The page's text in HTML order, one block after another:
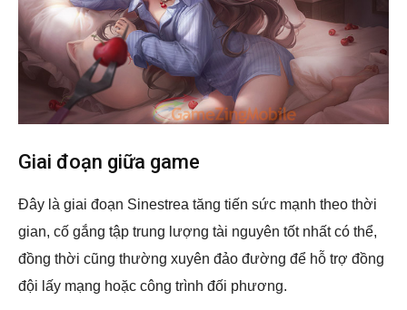
Giai đoạn giữa game
Đây là giai đoạn Sinestrea tăng tiến sức mạnh theo thời
gian, cố gắng tập trung lượng tài nguyên tốt nhất có thể,
đồng thời cũng thường xuyên đảo đường để hỗ trợ đồng
đội lấy mạng hoặc công trình đối phương.